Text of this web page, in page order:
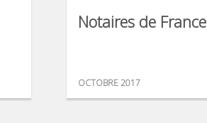
Notaires de France
OCTOBRE 2017